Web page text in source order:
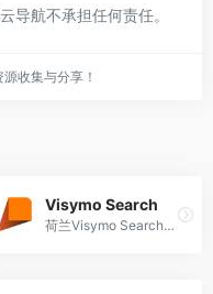
导航不承担任何责任。
收集与分享！
Visymo Search
荷兰Visymo Search搜索引擎,搜索结果来自多个搜索引擎